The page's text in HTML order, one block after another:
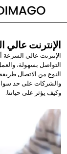
الإنترنت عالي
الإنترنت عالي السرعة
التواصل بسهولة،
النوع من الاتصال
والشركات على حد
وكيف يؤثر على حياتنا.